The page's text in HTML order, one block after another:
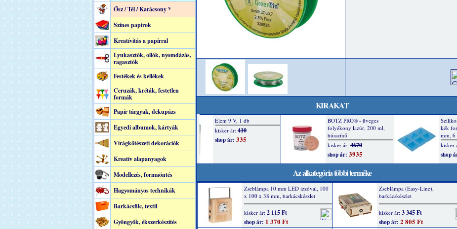
Ősz / Tél / Karácsony *
Színes papírok
Kreatívitás a papírral
Lyukasztók, ollók, nyomdázás,
ragasztók
Festékek és kellékek
Ceruzák, kréták, festetlen
formák
Papír tárgyak, dekupázs
Egyedi albumok, kártyák
Virágkötészeti dekorációk
Kreatív alapanyagok
Modellezés, formaöntés
Hagyományos technikák
Barkácsfilc, textil
Gyöngyök, ékszerkészítés
KIRAKAT
Az alkategória többi terméke
Zseblámpa 10 mm LED izzóval, 100
x 100 x 38 mm, barkácskészlet
kisker ár:2 115 Ft
shop ár: 1 370 Ft
Zseblámpa (Easy-Line),
barkácskészlet
kisker ár:3 345 Ft
shop ár: 2 805 Ft